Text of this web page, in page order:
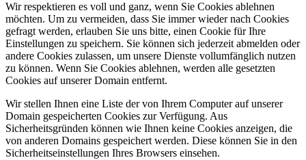
Wir respektieren es voll und ganz, wenn Sie Cookies ablehnen
möchten. Um zu vermeiden, dass Sie immer wieder nach Cookies
gefragt werden, erlauben Sie uns bitte, einen Cookie für Ihre
Einstellungen zu speichern. Sie können sich jederzeit abmelden oder
andere Cookies zulassen, um unsere Dienste vollumfänglich nutzen
zu können. Wenn Sie Cookies ablehnen, werden alle gesetzten
Cookies auf unserer Domain entfernt.
Wir stellen Ihnen eine Liste der von Ihrem Computer auf unserer
Domain gespeicherten Cookies zur Verfügung. Aus
Sicherheitsgründen können wie Ihnen keine Cookies anzeigen, die
von anderen Domains gespeichert werden. Diese können Sie in den
Sicherheitseinstellungen Ihres Browsers einsehen.